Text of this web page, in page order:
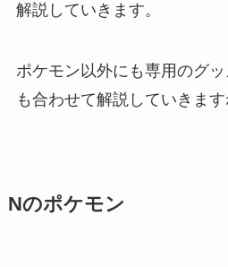
解説していきます。
ポケモン以外にも専用のグ
も合わせて解説していきます
Nのポケモン